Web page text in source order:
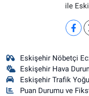
ile
Eskişehir Nöbetçi
Eskişehir Hava
Eskişehir Trafik
Puan Durumu ve